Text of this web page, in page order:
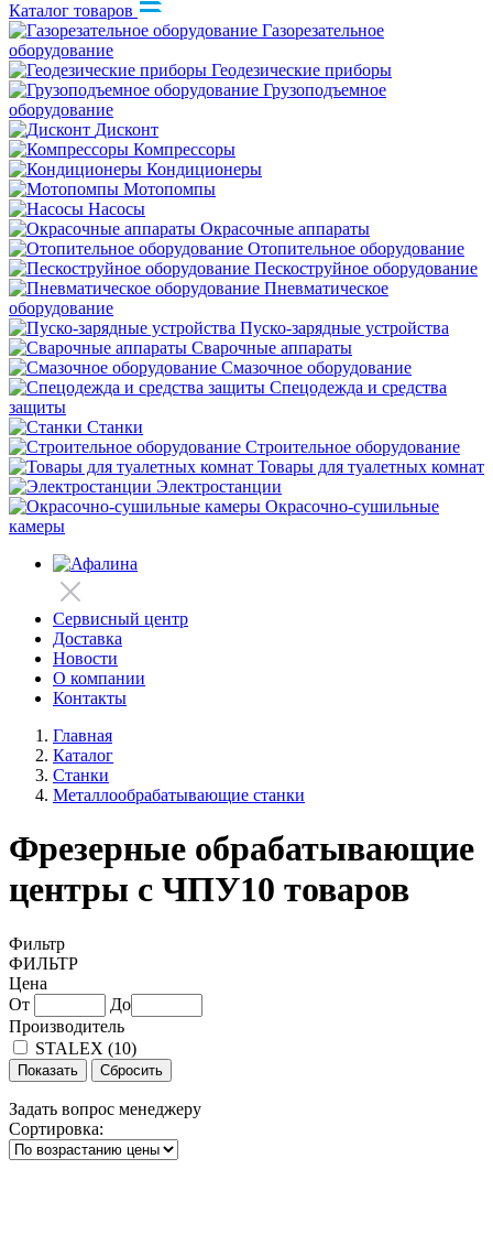
Каталог товаров
Газорезательное
оборудование
Геодезические приборы
Грузоподъемное
оборудование
Дисконт
Компрессоры
Кондиционеры
Мотопомпы
Насосы
Окрасочные аппараты
Отопительное оборудование
Пескоструйное оборудование
Пневматическое
оборудование
Пуско-зарядные устройства
Сварочные аппараты
Смазочное оборудование
Спецодежда и средства
защиты
Станки
Строительное оборудование
Товары для туалетных комнат
Электростанции
Окрасочно-сушильные
камеры
Сервисный центр
Доставка
Новости
О компании
Контакты
Главная
Каталог
Станки
Металлообрабатывающие станки
Фрезерные обрабатывающие
центры с ЧПУ10 товаров
Фильтр
ФИЛЬТР
Цена
От
До
Производитель
STALEX (10)
Задать вопрос менеджеру
Сортировка: